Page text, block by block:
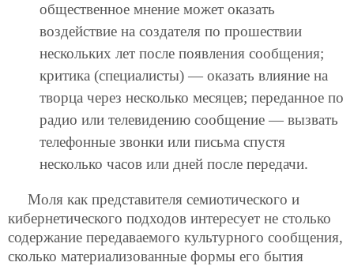
общественное мнение может оказать
воздействие на создателя по прошествии
нескольких лет после появления сообщения;
критика (специалисты) — оказать влияние на
творца через несколько месяцев; переданное по
радио или телевидению сообщение — вызвать
телефонные звонки или письма спустя
несколько часов или дней после передачи.
Моля как представителя семиотического и
кибернетического подходов интересует не столько
содержание передаваемого культурного сообщения,
сколько материализованные формы его бытия